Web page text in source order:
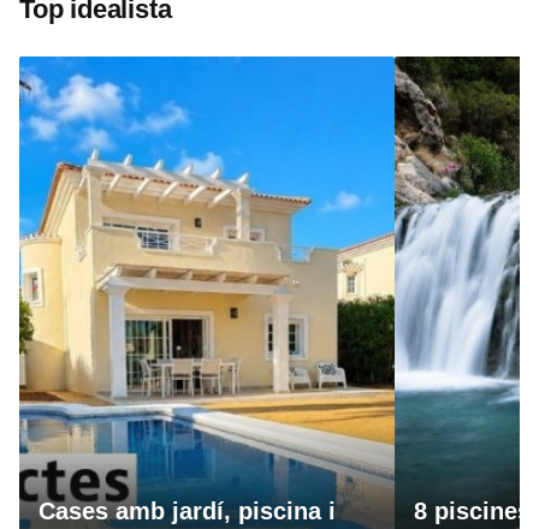
Top idealista
Cases amb jardí, piscina i
8 piscines